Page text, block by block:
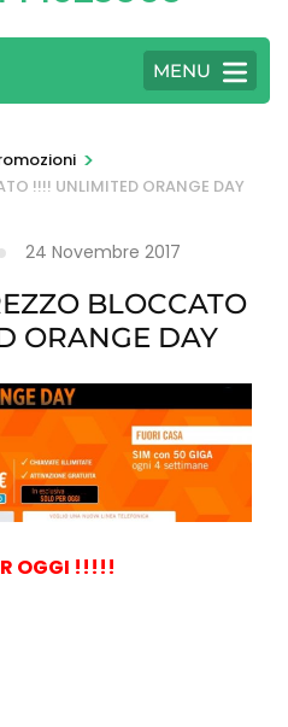
MENU
>
!!!! UNLIMITED ORANGE DAY
24 Novembre 2017
BLOCCATO
ORANGE DAY
OGGI !!!!!